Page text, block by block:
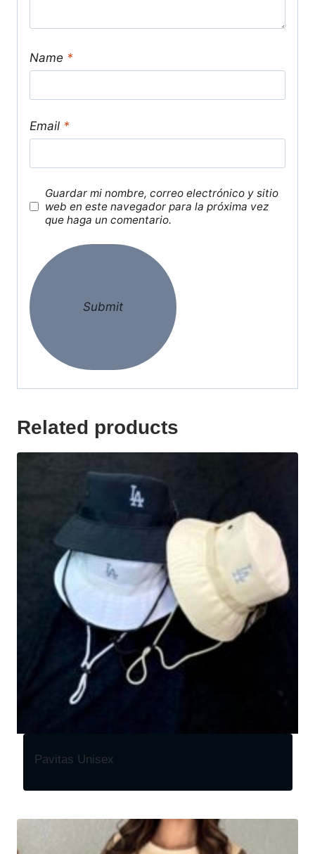
Name *
Email *
Guardar mi nombre, correo electrónico y sitio
web en este navegador para la próxima vez
que haga un comentario.
Related products
Pavitas Unisex